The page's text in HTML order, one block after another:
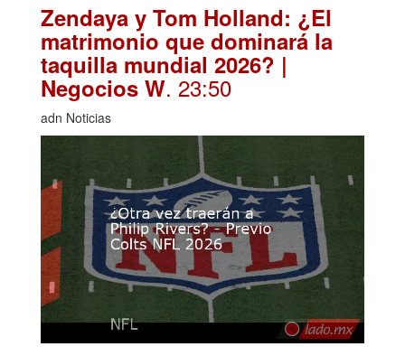
Zendaya y Tom Holland: ¿El
matrimonio que dominará la
taquilla mundial 2026? |
Negocios W. 23:50
adn Noticias